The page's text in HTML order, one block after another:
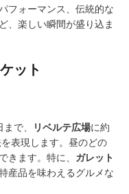
フォーマンス、伝統的な
、楽しい瞬間が盛り込ま
ット
で、 リベルテ広場に約
表現します。昼のどの
きます。特に、 ガレット
産品を味わえるグルメな